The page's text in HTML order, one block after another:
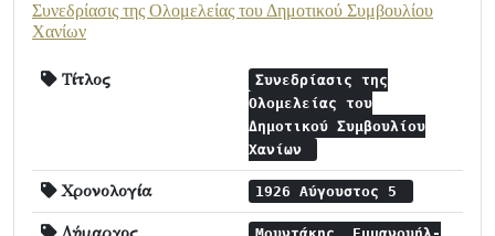
Συνεδρίασις της Ολομελείας του Δημοτικού Συμβουλίου
Χανίων
Τίτλος
Συνεδρίασις της
Ολομελείας του
Δημοτικού Συμβουλίου
Χανίων
Χρονολογία 1926 Αύγουστος 5